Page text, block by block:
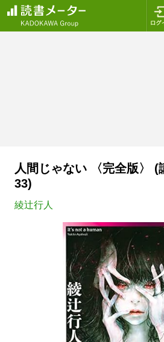
人間じゃない 〈完全版〉 (
33)
綾辻行人